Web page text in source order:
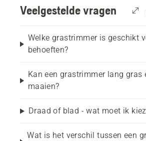
beste trimmers voor verschillende
zien.
Waarvoor kunt
grastrimmer
aan tuintaken:
Veelgestelde vragen
Welke grastrimmer is geschikt
behoeften?
Kan een grastrimmer lang gras
maaien?
Draad of blad - wat moet ik
Wat is het verschil tussen een